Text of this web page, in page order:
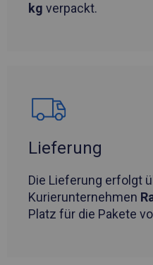
kg verpackt.
Lieferung
Die Lieferung erfolgt
Kurierunternehmen
Platz für die Pakete